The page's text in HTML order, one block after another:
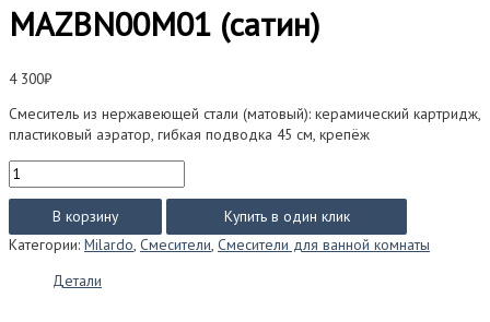
MAZBN00M01 (сатин)
4 300₽
Смеситель из нержавеющей стали (матовый): керамический картридж,
пластиковый аэратор, гибкая подводка 45 см, крепёж
Количество
товара
Смеситель
MILARDO
МЕЙЗ
В корзину
Купить в один клик
Категории: Milardo, Смесители, Смесители для ванной комнаты
Детали